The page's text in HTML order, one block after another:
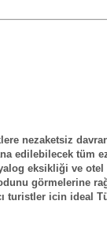
nezaketsiz
edilebilecek tüm
eksikliği ve otel
görmelerine
turistler icin ideal